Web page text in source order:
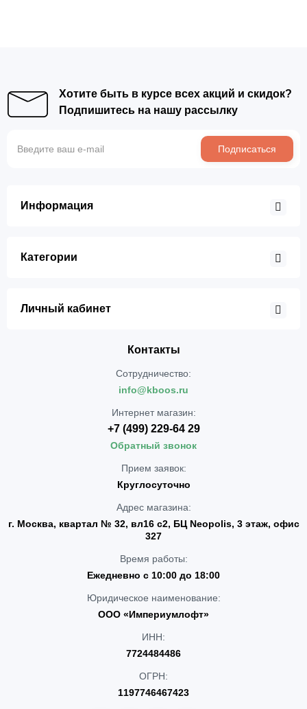
Хотите быть в курсе всех акций и скидок?
Подпишитесь на нашу рассылку
Подписаться
Информация
Категории
Личный кабинет
Контакты
Сотрудничество:
info@kboos.ru
Интернет магазин:
+7 (499) 229-64 29
Обратный звонок
Прием заявок:
Круглосуточно
Адрес магазина:
г. Москва, квартал № 32, вл16 с2, БЦ Neopolis, 3 этаж, офис
327
Время работы:
Ежедневно с 10:00 до 18:00
Юридическое наименование:
ООО «Империумлофт»
ИНН:
7724484486
ОГРН:
1197746467423